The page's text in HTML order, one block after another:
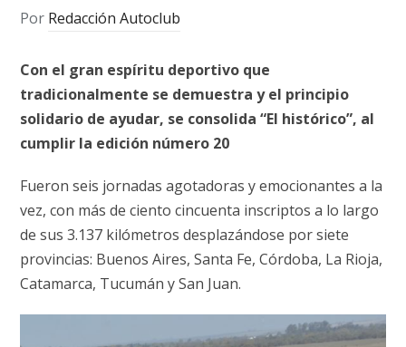
Por Redacción Autoclub
Con el gran espíritu deportivo que
tradicionalmente se demuestra y el principio
solidario de ayudar, se consolida “El histórico”, al
cumplir la edición número 20
Fueron seis jornadas agotadoras y emocionantes a la
vez, con más de ciento cincuenta inscriptos a lo largo
de sus 3.137 kilómetros desplazándose por siete
provincias: Buenos Aires, Santa Fe, Córdoba, La Rioja,
Catamarca, Tucumán y San Juan.